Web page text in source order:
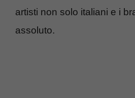
artisti non solo italiani e i
assoluto.